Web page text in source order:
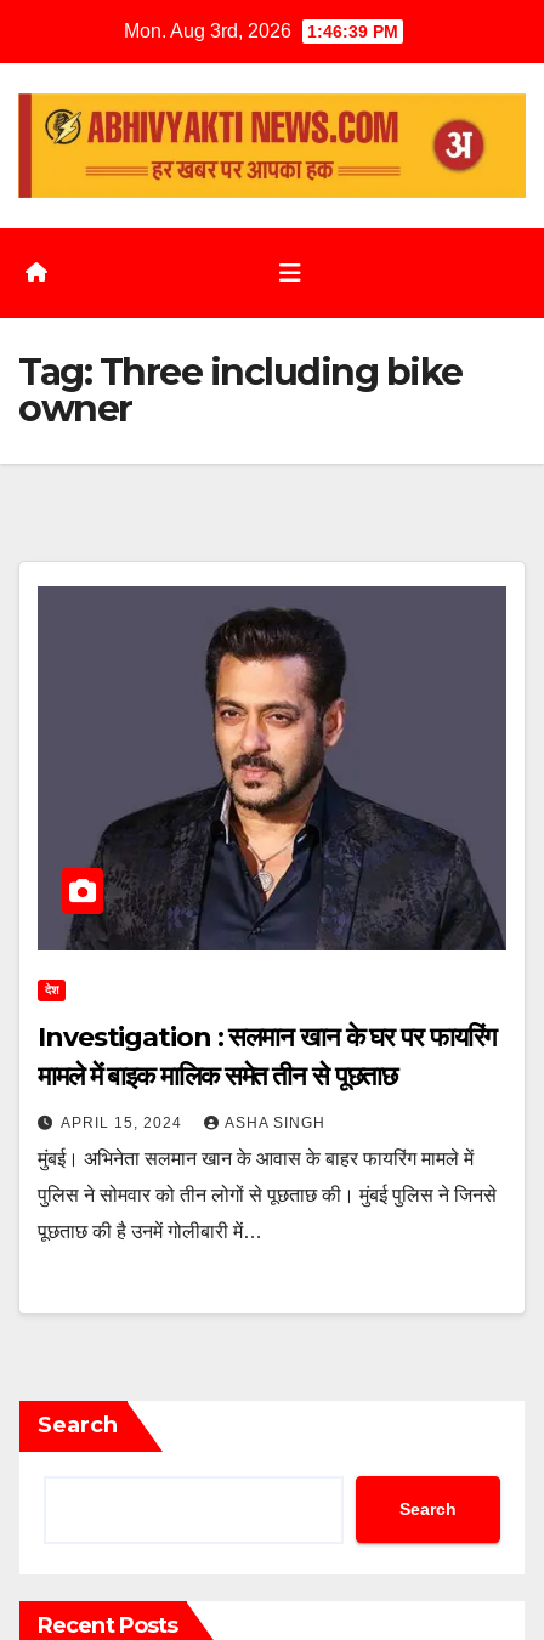
Mon. Aug 3rd, 2026 1:46:40 PM
Tag:Three including bike
owner
देश
Investigation : सलमान खान के घर पर फायरिंग
मामले में बाइक मालिक समेत तीन से पूछताछ
APRIL 15, 2024 ASHA SINGH
मुंबई। अभिनेता सलमान खान के आवास के बाहर फायरिंग मामले में
पुलिस ने सोमवार को तीन लोगों से पूछताछ की। मुंबई पुलिस ने जिनसे
पूछताछ की है उनमें गोलीबारी में…
Search
Search
Recent Posts